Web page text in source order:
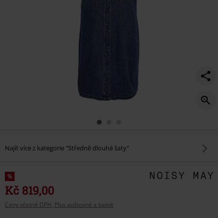
Najít více z kategorie "Středně dlouhé šaty"
%
Kč 819,00
Ceny včetně DPH, Plus poštovné a balné